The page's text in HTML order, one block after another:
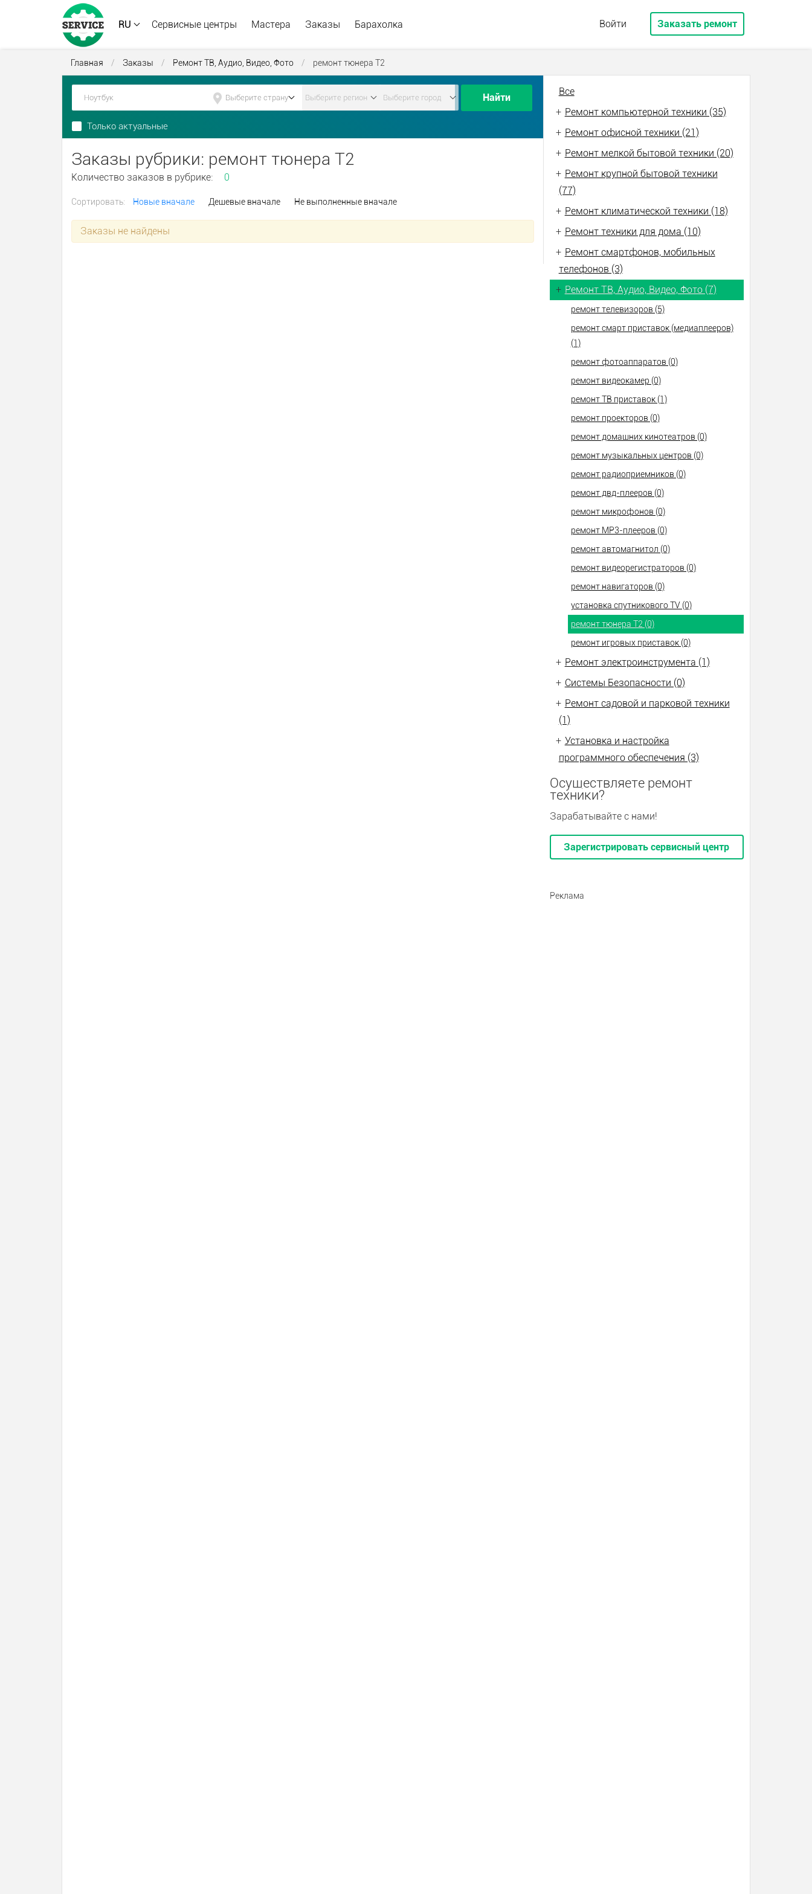
RU Сервисные центры Мастера Заказы Барахолка Войти Заказать ремонт
Главная / Заказы / Ремонт ТВ, Аудио, Видео, Фото / ремонт тюнера Т2
Найти
Только актуальные
Заказы рубрики: ремонт тюнера Т2
Количество заказов в рубрике: 0
Сортировать: Новые вначале Дешевые вначале Не выполненные вначале
Заказы не найдены
Все
+ Ремонт компьютерной техники (35)
+ Ремонт офисной техники (21)
+ Ремонт мелкой бытовой техники (20)
+ Ремонт крупной бытовой техники
(77)
+ Ремонт климатической техники (18)
+ Ремонт техники для дома (10)
+ Ремонт смартфонов, мобильных
телефонов (3)
+ Ремонт ТВ, Аудио, Видео, Фото (7)
ремонт телевизоров (5)
ремонт смарт приставок (медиаплееров)
(1)
ремонт фотоаппаратов (0)
ремонт видеокамер (0)
ремонт ТВ приставок (1)
ремонт проекторов (0)
ремонт домашних кинотеатров (0)
ремонт музыкальных центров (0)
ремонт радиоприемников (0)
ремонт двд-плееров (0)
ремонт микрофонов (0)
ремонт МР3-плееров (0)
ремонт автомагнитол (0)
ремонт видеорегистраторов (0)
ремонт навигаторов (0)
установка спутникового TV (0)
ремонт тюнера Т2 (0)
ремонт игровых приставок (0)
+ Ремонт электроинструмента (1)
+ Системы Безопасности (0)
+ Ремонт садовой и парковой техники
(1)
+ Установка и настройка
программного обеспечения (3)
Осуществляете ремонт
техники?
Зарабатывайте с нами!
Зарегистрировать сервисный центр
Реклама